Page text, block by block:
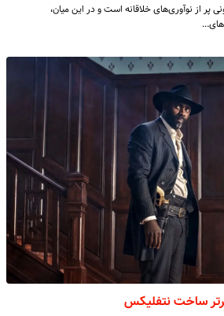
پر از نوآوری‌های خلاقانه است و در این میان،